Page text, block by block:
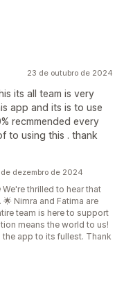
23 de outubro de 2024
its all team is very
app and its is to use
recmmended every
to using this . thank
dezembro de 2024
thrilled to hear that
Nimra and Fatima are
team is here to support
means the world to us!
app to its fullest. Thank